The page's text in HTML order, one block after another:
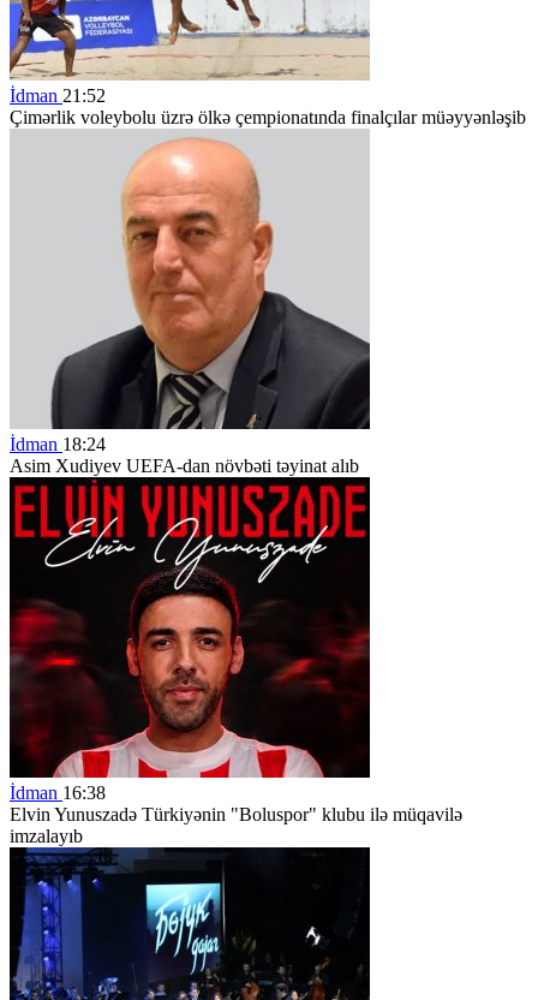
İdman 21:52
Çimərlik voleybolu üzrə ölkə çempionatında finalçılar müəyyənləşib
İdman 18:24
Asim Xudiyev UEFA-dan növbəti təyinat alıb
İdman 16:38
Elvin Yunuszadə Türkiyənin "Boluspor" klubu ilə müqavilə
imzalayıb